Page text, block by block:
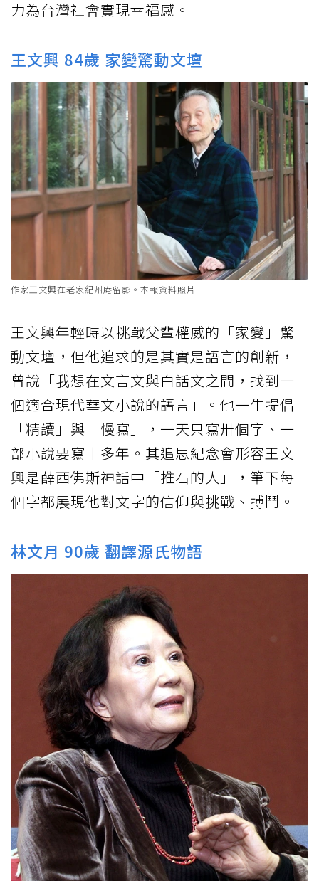
力為台灣社會實現幸福感。
王文興 84歲 家變驚動文壇
作家王文興在老家紀州庵留影。本報資料照片
王文興年輕時以挑戰父輩權威的「家變」驚
動文壇，但他追求的是其實是語言的創新，
曾說「我想在文言文與白話文之間，找到一
個適合現代華文小說的語言」。他一生提倡
「精讀」與「慢寫」，一天只寫卅個字、一
部小說要寫十多年。其追思紀念會形容王文
興是薛西佛斯神話中「推石的人」，筆下每
個字都展現他對文字的信仰與挑戰、搏鬥。
林文月 90歲 翻譯源氏物語